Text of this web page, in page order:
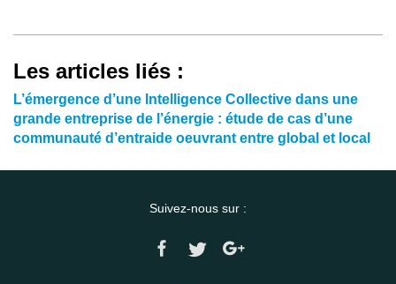
Les articles liés :
L’émergence d’une Intelligence Collective dans une
grande entreprise de l’énergie : étude de cas d’une
communauté d’entraide oeuvrant entre global et local
Suivez-nous sur :